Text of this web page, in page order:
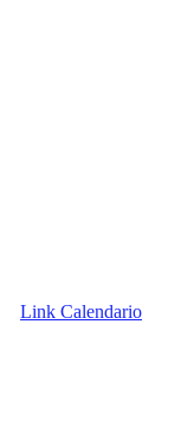
Link Calendario